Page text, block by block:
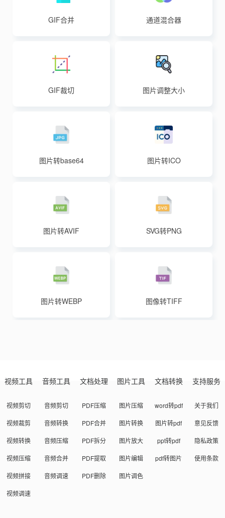
GIF合并 通道混合器
GIF裁切 图片调整大小
图片转base64 图片转ICO
图片转AVIF SVG转PNG
图片转WEBP 图像转TIFF
视频工具
视频剪切
视频裁剪
视频转换
视频压缩
视频拼接
视频调速
音频工具
音频剪切
音频转换
音频压缩
音频合并
音频调速
文档处理
PDF压缩
PDF合并
PDF拆分
PDF提取
PDF删除
图片工具
图片压缩
图片转换
图片放大
图片编辑
图片调色
文档转换
word转pdf
图片转pdf
ppt转pdf
pdf转图片
支持服务
关于我们
意见反馈
隐私政策
使用条款